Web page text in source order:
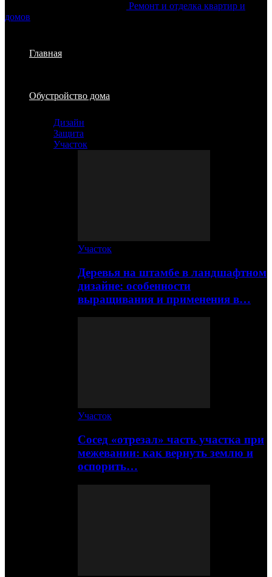
Ремонт и отделка квартир и
домов
Главная
Обустройство дома
Дизайн
Защита
Участок
Участок
Деревья на штамбе в ландшафтном
дизайне: особенности
выращивания и применения в…
Участок
Сосед «отрезал» часть участка при
межевании: как вернуть землю и
оспорить…